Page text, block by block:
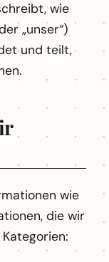
wie
„unser“)
und teilt,
wie
die wir